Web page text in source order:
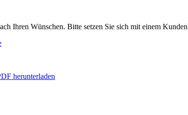
Ihren Wünschen. Bitte setzen Sie sich mit einem
herunterladen